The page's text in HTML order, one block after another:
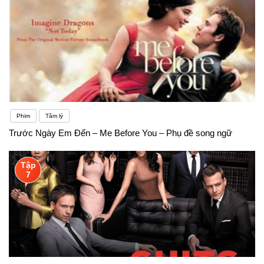
phim về cuộc phiêu lưu của cô gái Moana trên biển
khơi⁴.3. Sing (Đấu trường âm nhạc): Bộ phim về
cuộc thi hát hò với nhiều nhân vật thú vị⁴.4. The
Lion King (Vua sư tử): Một bộ phim hoạt hình kinh
điển về cuộc phiêu lưu của Simba⁵.5. Finding Nemo
(Đi tìm Nemo): Bộ phim về cuộc hành trình của chú
nhà là một cách tốt để củng cố kiến thức và phát
triển khả năng ngôn ngữ của bạn. Dưới đây là một
số lợi ích khi học tiếng Anh tại nhà:1. Tự học và ôn
tập: Học sinh có thể tự chủ động học và ôn tập theo
tốc độ của mình. Bạn có thể tìm hiểu thêm về các
Phim Tâm lý
Trước Ngày Em Đến – Me Before You – Phụ đề song ngữ
Tập
7